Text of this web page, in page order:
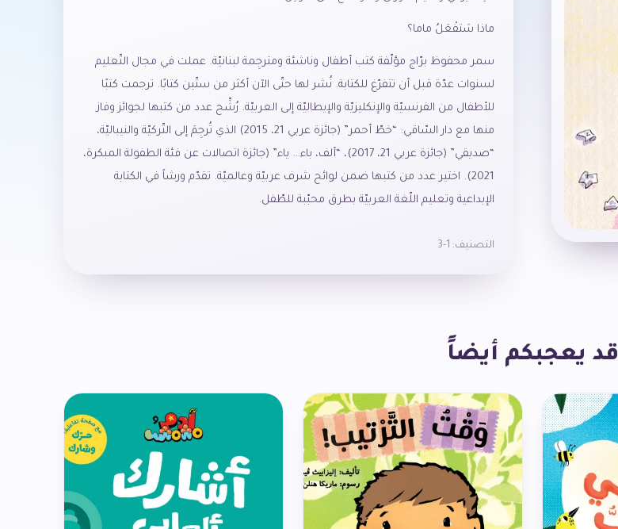
ماذا سَتفْعَلُ ماما؟
سمر محفوظ برّاج مؤلّفة كتب أطفال وناشئة ومترجِمة لبنانيّة. عملت في مجال التّعليم
لسنوات عدّة قبل أن تتفرّغ للكتابة. نُشر لها حتّى الآن أكثر من ستّين كتابًا. ترجمت كتبًا
للأطفال من الفرنسيّة والإنكليزيّة والإيطاليّة إلى العربيّة. رُشِّح عدد من كتبها لجوائز وفاز
منها مع دار السّاقي: “خطّ أحمر” (جائزة عربي 21، 2015) الذي تُرجِمَ إلى التّركيّة والنيباليّة،
“صديقي” (جائزة عربي 21، 2017)، “ألف، باء… ياء” (جائزة اتصالات عن فئة الطفولة المبكرة،
2021). اختير عدد من كتبها ضمن لوائح شرف عربيّة وعالميّة. تقدّم ورشاً في الكتابة
الإبداعية وتعليم اللّغة العربيّة بطرق محبّبة للطّفل.
التصنيف: 1-3
قد يعجبكم أيضاً